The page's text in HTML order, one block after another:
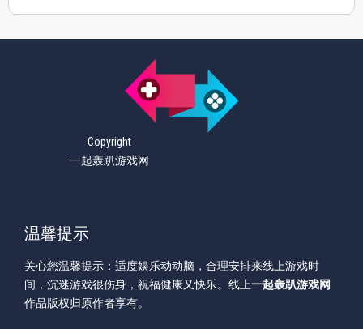
Copyright
一起轰趴游戏网
温馨提示
关心您温馨提示：适度娱乐动动脑，合理安排来线上游戏时
间，沉迷游戏很伤身，祝福健康又快乐。线上一起轰趴游戏网
作品版权归原作者享有。